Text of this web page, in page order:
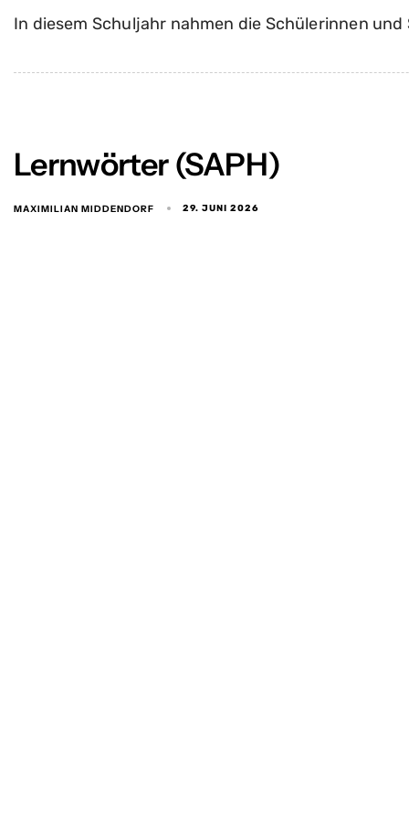
In diesem Schuljahr nahmen die Schülerinnen
Lernwörter (SAPH)
MAXIMILIAN MIDDENDORF 29. JUNI 2026